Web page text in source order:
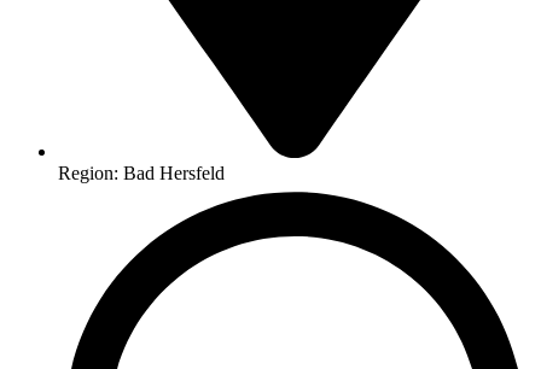
Region: Bad Hersfeld